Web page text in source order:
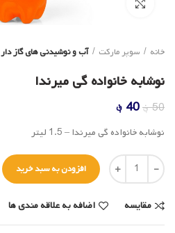
خانه سوپر مارکت آب و نوشیدنی های گاز دار
نوشابه خانواده گی میرندا
50؋قیمت
50 ؋
بود.
40 ؋
40 ؋
است.
نوشابه خانواده گی میرندا – 1.5 لیتر
تعداد
افزودن به سبد خرید
مقایسه اضافه به علاقه مندی ها